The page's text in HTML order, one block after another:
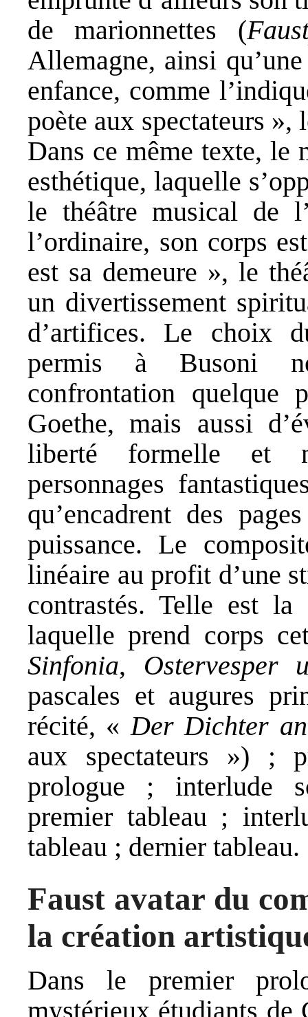
de marionnettes (
Allemagne, ainsi
enfance, comme
poète aux spectateurs
Dans ce même texte, le
esthétique, laquelle
le théâtre musical de
l’ordinaire, son corps
est sa demeure », le
un divertissement
d’artifices. Le choix
permis à Busoni
confrontation quelque
Goethe, mais aussi
liberté formelle et
personnages
qu’encadrent des
puissance. Le
linéaire au profit d’une
contrastés. Telle est
laquelle prend corps
Sinfonia, Ostervesper
pascales et augures
récité, « Der Dichter
aux spectateurs ») ;
prologue ; interlude
premier tableau ;
tableau ; dernier tableau.
Faust avatar du
la création
Dans le premier
mystérieux étudiants de